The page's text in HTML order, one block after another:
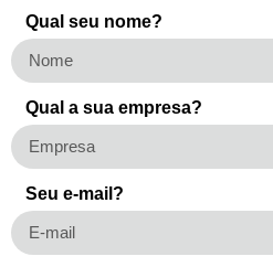
Qual seu nome?
Qual a sua empresa?
Seu e-mail?